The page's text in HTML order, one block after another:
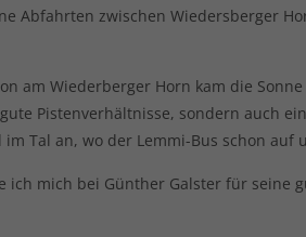
Abfahrten zwischen Wiedersberger
am Wiederberger Horn kam die
Pistenverhältnisse, sondern auch
Tal an, wo der Lemmi-Bus schon auf
mich bei Günther Galster für seine